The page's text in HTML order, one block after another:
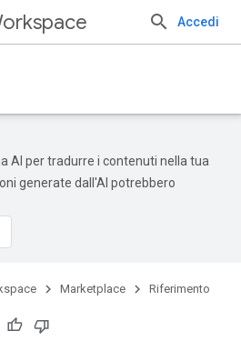
Accedi
AI per tradurre i contenuti nella tua
generate dall'AI potrebbero
Marketplace Riferimento